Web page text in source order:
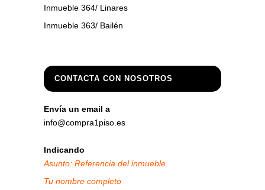
Inmueble 364/ Linares
Inmueble 363/ Bailén
CONTACTA CON NOSOTROS
Envía un email a
info@compra1piso.es
Indicando
Asunto: Referencia del inmueble
Tu nombre completo